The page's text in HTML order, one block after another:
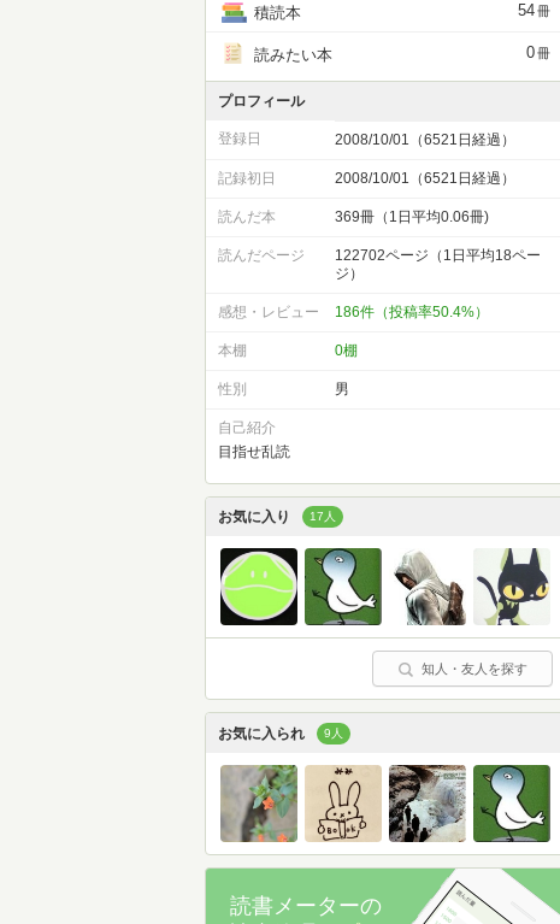
積読本 54冊
読みたい本 0冊
プロフィール
登録日 2008/10/01（6521日経過）
記録初日 2008/10/01（6521日経過）
読んだ本 369冊（1日平均0.06冊)
読んだページ
122702ページ（1日平均18ペー
ジ）
感想・レビュー 186件（投稿率50.4%）
本棚 0棚
性別 男
自己紹介
目指せ乱読
お気に入り 17人
知人・友人を探す
お気に入られ 9人
読書メーターの